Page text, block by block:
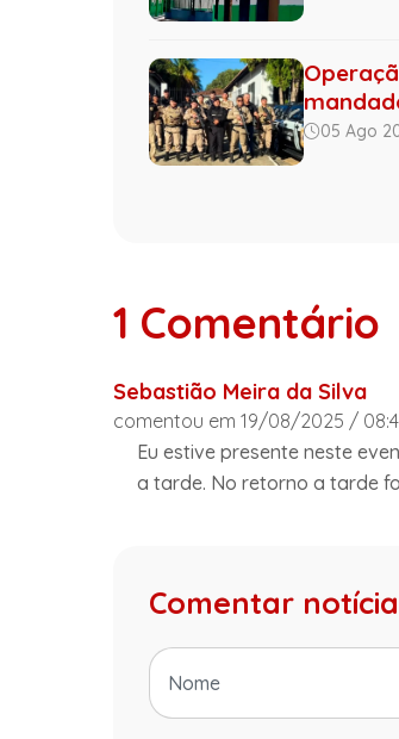
05 Ago
1 Comentário
Sebastião Meira da Silva
comentou em 19/08/2025 /
Eu estive presente neste
a tarde. No retorno a tarde
Comentar notícia